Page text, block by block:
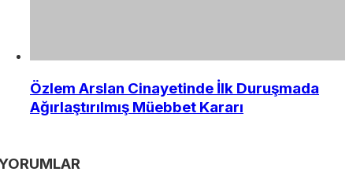
Özlem Arslan Cinayetinde İlk Duruşmada
Ağırlaştırılmış Müebbet Kararı